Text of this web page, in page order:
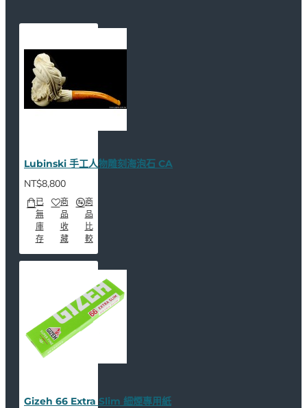
Lubinski 手工人物雕刻海泡石 CA
NT$8,800
已
無
庫
存
商
品
收
藏
商
品
比
較
Gizeh 66 Extra Slim 細煙專用紙